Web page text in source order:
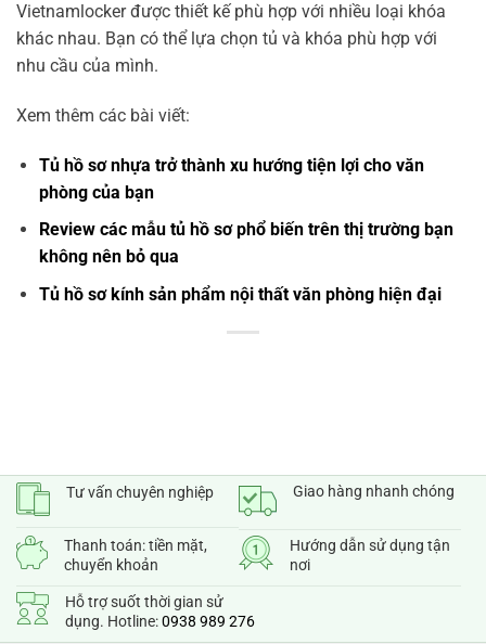
Vietnamlocker được thiết kế phù hợp với nhiều loại khóa
khác nhau. Bạn có thể lựa chọn tủ và khóa phù hợp với
nhu cầu của mình.
Xem thêm các bài viết:
Tủ hồ sơ nhựa trở thành xu hướng tiện lợi cho văn
phòng của bạn
Review các mẫu tủ hồ sơ phổ biến trên thị trường bạn
không nên bỏ qua
Tủ hồ sơ kính sản phẩm nội thất văn phòng hiện đại
Tư vấn chuyên nghiệp Giao hàng nhanh chóng
Thanh toán: tiền mặt,
chuyển khoản
Hướng dẫn sử dụng tận
nơi
Hỗ trợ suốt thời gian sử
dụng. Hotline:0938 989 276